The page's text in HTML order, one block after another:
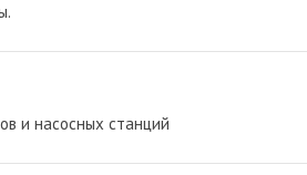
и насосных станций